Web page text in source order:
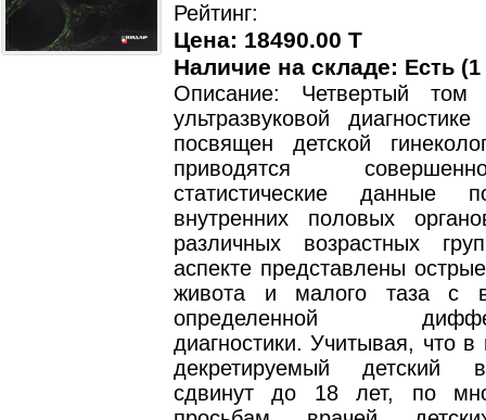
Рейтинг:
Цена: 18490.00 T
Наличие на складе: Есть
Описание: Четвертый том
ультразвуковой
посвящен детской
приводятся
статистические данные
внутренних половых
различных возрастных
аспекте представлены
живота и малого таза с
определенной
диагностики. Учитывая, что
декретируемый детский
сдвинут до 18 лет, по